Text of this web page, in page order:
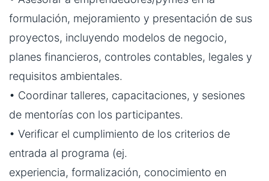
formulación, mejoramiento y presentación de sus
proyectos, incluyendo modelos de negocio,
planes financieros, controles contables, legales y
requisitos ambientales.
• Coordinar talleres, capacitaciones, y sesiones
de mentorías con los participantes.
• Verificar el cumplimiento de los criterios de
entrada al programa (ej.
experiencia, formalización, conocimiento en